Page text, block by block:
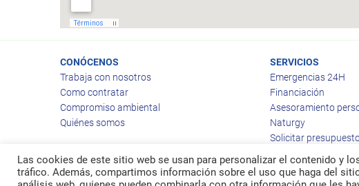
CONÓCENOS
Trabaja con nosotros
Como contratar
Compromiso ambiental
Quiénes somos
SERVICIOS
Emergencias 24H
Financiación
Asesoramiento
Naturgy
Solicitar
Las cookies de este sitio web se usan para personalizar el contenido y
tráfico. Además, compartimos información sobre el uso que haga del